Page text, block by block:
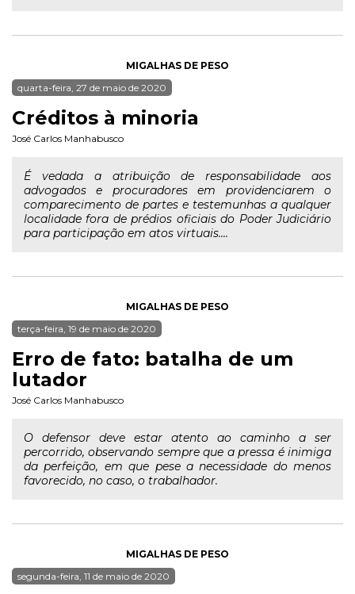
MIGALHAS DE PESO
quarta-feira, 27 de maio de 2020
Créditos à minoria
José Carlos Manhabusco
É vedada a atribuição de responsabilidade aos
advogados e procuradores em providenciarem o
comparecimento de partes e testemunhas a qualquer
localidade fora de prédios oficiais do Poder Judiciário
para participação em atos virtuais....
MIGALHAS DE PESO
terça-feira, 19 de maio de 2020
Erro de fato: batalha de um
lutador
José Carlos Manhabusco
O defensor deve estar atento ao caminho a ser
percorrido, observando sempre que a pressa é inimiga
da perfeição, em que pese a necessidade do menos
favorecido, no caso, o trabalhador.
MIGALHAS DE PESO
segunda-feira, 11 de maio de 2020